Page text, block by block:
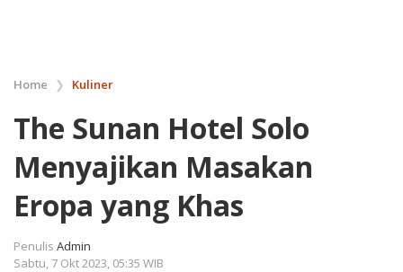
Home ❯ Kuliner
The Sunan Hotel Solo
Menyajikan Masakan
Eropa yang Khas
Penulis Admin
Sabtu, 7 Okt 2023, 05:35 WIB